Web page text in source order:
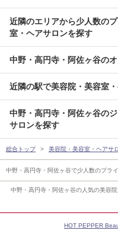
中野・高円寺・阿佐ヶ谷の人気の美容
近隣のエリアから少人数の
室・ヘアサロンを探す
中野・高円寺・阿佐ヶ谷の
近隣の駅で美容院・美容室
中野・高円寺・阿佐ヶ谷の
サロンを探す
総合トップ 美容院・美容室・ヘアサ
中野・高円寺・阿佐ヶ谷で少人数のプラ
HOT PEPPER